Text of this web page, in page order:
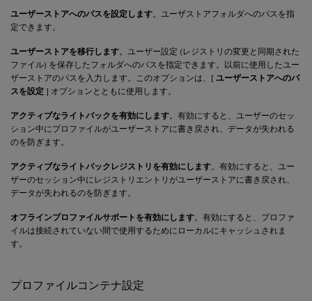
ユーザーストアへのパスを設定します。ユーザストアフォルダへのパスを指
定できます。
ユーザーストアを移行します。ユーザー設定 (レジストリの変更と同期された
ファイル) を保存したフォルダへのパスを指定できます。以前に使用したユー
ザーストアのパスを入力します。このオプションは、[ ユーザーストアへのパ
スを設定 ] オプションとともに使用します。
アクティブなライトバックを有効にします。有効にすると、ユーザーのセッ
ション中にプロファイルがユーザーストアに書き戻され、データが失われる
のを防ぎます。
アクティブなライトバックレジストリを有効にします。有効にすると、ユー
ザーのセッション中にレジストリエントリがユーザーストアに書き戻され、
データが失われるのを防ぎます。
オフラインプロファイルサポートを有効にします。有効にすると、プロファ
イルは接続されていない間で使用するためにローカルにキャッシュされま
す。
プロファイルコンテナ設定